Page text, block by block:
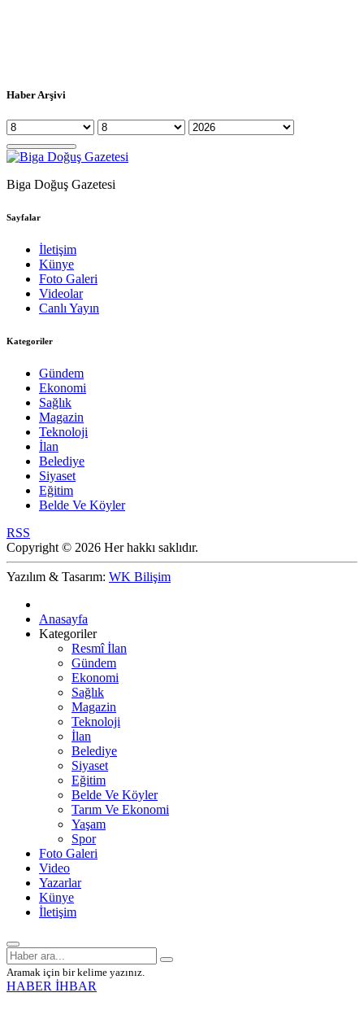
Haber Arşivi
Biga Doğuş Gazetesi
Sayfalar
İletişim
Künye
Foto Galeri
Videolar
Canlı Yayın
Kategoriler
Gündem
Ekonomi
Sağlık
Magazin
Teknoloji
İlan
Belediye
Siyaset
Eğitim
Belde Ve Köyler
RSS
Copyright © 2026 Her hakkı saklıdır.
Yazılım & Tasarım: WK Bilişim
Anasayfa
Kategoriler
Resmî İlan
Gündem
Ekonomi
Sağlık
Magazin
Teknoloji
İlan
Belediye
Siyaset
Eğitim
Belde Ve Köyler
Tarım Ve Ekonomi
Yaşam
Spor
Foto Galeri
Video
Yazarlar
Künye
İletişim
Aramak için bir kelime yazınız.
HABER İHBAR